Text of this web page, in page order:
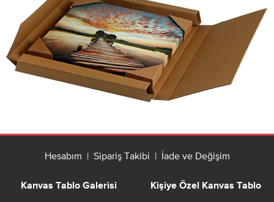
Hesabım | Sipariş Takibi | İade ve Değişim
Kanvas Tablo Galerisi Kişiye Özel Kanvas Tablo